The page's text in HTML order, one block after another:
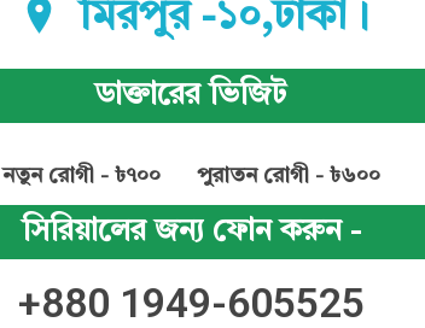
মিরপুর -১০,ঢাকা।
ডাক্তারের ভিজিট
নতুন রোগী - ৳৭০০ পুরাতন রোগী - ৳৬০০
সিরিয়ালের জন্য ফোন করুন -
+880 1949-605525